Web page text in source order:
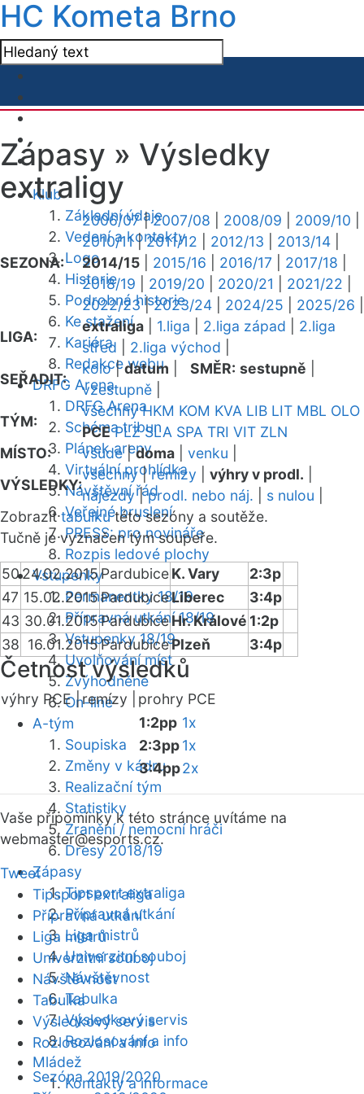
HC Kometa Brno
Klub
Základní údaje
Vedení a kontakty
Logo
Historie
Podrobná historie
Ke stažení
Kariéra
Redakce webu
DRFG Arena
DRFG Arena
Schéma tribun
Plánek areny
Virtuální prohlídka
Návštěvní řád
Veřejné bruslení
PRESS: pro novináře
Rozpis ledové plochy
Vstupenky
Permanentky 18/19
Přípravná utkání 18/19
Vstupenky 18/19
Uvolňování míst
Zvýhodněné
On-line
A-tým
Soupiska
Změny v kádru
Realizační tým
Statistiky
Zranění / nemocní hráči
Dresy 2018/19
Zápasy
Tipsport extraliga
Přípravná utkání
Liga mistrů
Univerzitní souboj
Návštěvnost
Tabulka
Výsledkový servis
Rozlosování a info
Mládež
Kontakty a informace
Zápasy » Výsledky
extraligy
SEZONA:
2006/07|2007/08 2008/09 2009/10
2010/11|2011/12 2012/13 2013/14
2014/15
2015/16 2016/17 2017/18
2018/19
2019/20 2020/21 2021/22
2022/23|2023/24 2024/25 2025/26
LIGA:
extraliga 1.liga 2.liga západ
2.liga
střed
2.liga východ
SEŘADIT:
kolo|datum SMĚR: sestupně
vzestupně
TÝM:
všechny HKM KOM KVA LIB LIT MBL OLO
PCE PLZ SLA SPA TRI VIT ZLN
MÍSTO:
všude|doma venku
VÝSLEDKY:
všechny|remízy výhry v prodl.
nájezdy|prodl. nebo náj. s nulou
Zobrazittabulkutéto sezóny a soutěže.
Tučně je vyznačen tým soupeře.
5024.02.2015PardubiceK. Vary
2:3p
47 15.02.2015PardubiceLiberec
3:4p
43 30.01.2015PardubiceHr. Králové 1:2p
38 16.01.2015PardubicePlzeň 3:4p
Četnost výsledků
výhry PCE |remízy |
prohry PCE
1:2pp 1x
2:3pp1x
3:4pp2x
Vaše připomínky k této stránce uvítáme na
webmaster@esports.cz.
Tweet
Tipsport extraliga
Přípravná utkání
Liga mistrů
Univerzitní souboj
Návštěvnost
Tabulka
Výsledkový servis
Rozlosování a info
Sezóna 2019/2020